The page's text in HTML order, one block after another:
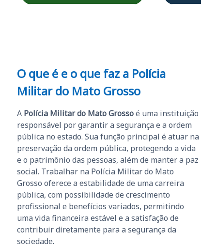
O que é e o que faz a Polícia
Militar do Mato Grosso
A Polícia Militar do Mato Grossoé uma instituição
responsável por garantir a segurança e a ordem
pública no estado. Sua função principal é atuar na
preservação da ordem pública, protegendo a vida
e o patrimônio das pessoas, além de manter a paz
social. Trabalhar na Polícia Militar do Mato
Grosso oferece a estabilidade de uma carreira
pública, com possibilidade de crescimento
profissional e benefícios variados, permitindo
uma vida financeira estável e a satisfação de
contribuir diretamente para a segurança da
sociedade.